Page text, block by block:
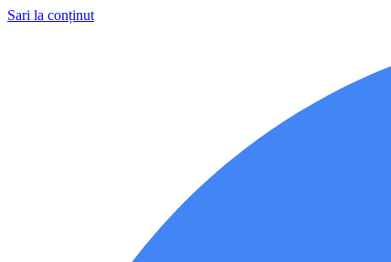
Sari la conținut